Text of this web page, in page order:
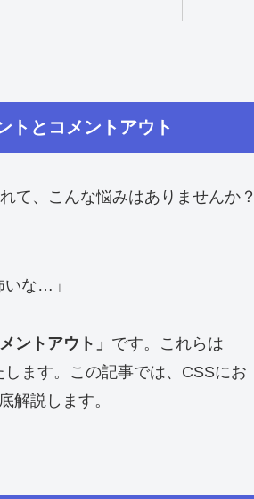
トとコメントアウト
て、こんな悩みはありませんか？
いな…」
メントアウト」 です。これらは
ます。この記事では、CSSにお
解説します。